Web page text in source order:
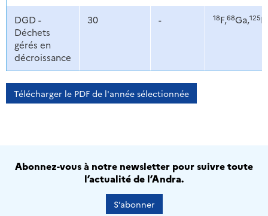
DGD -
Déchets
gérés en
décroissance
30 - 18F,68Ga,125I,
Télécharger le PDF de l'année sélectionnée
Abonnez-vous à notre newsletter pour suivre toute
l’actualité de l’Andra.
S’abonner